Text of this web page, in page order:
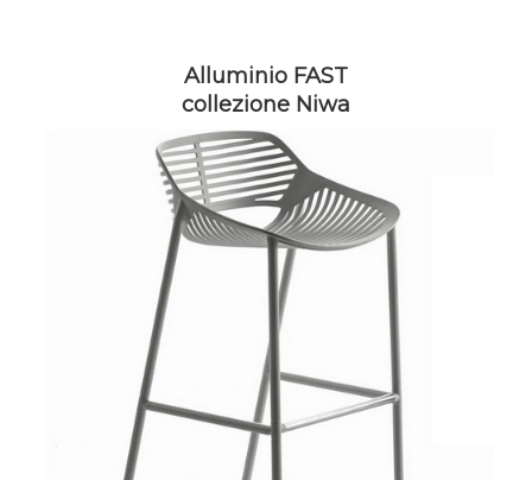
Alluminio FAST
collezione Niwa